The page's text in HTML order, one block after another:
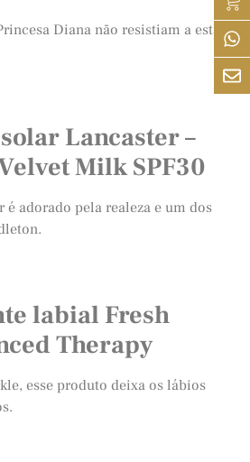
Diana não resistiam a esta
Lancaster –
Milk SPF30
é adorado pela realeza e um dos
labial Fresh
Therapy
esse produto deixa os lábios